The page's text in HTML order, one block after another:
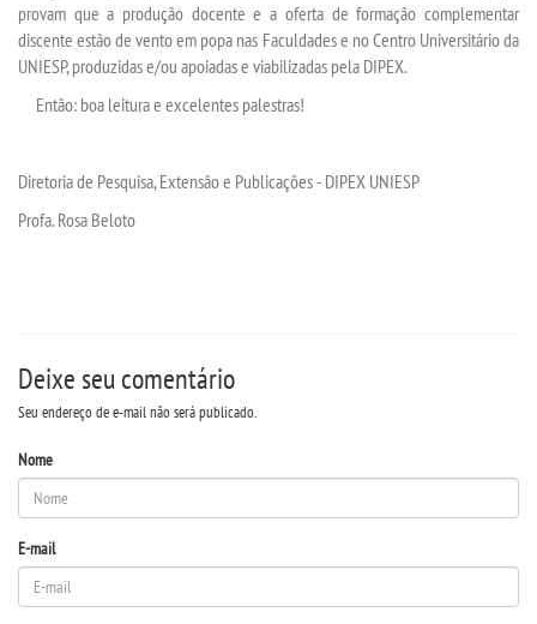
provam que a produção docente e a oferta de formação complementar
discente estão de vento em popa nas Faculdades e no Centro Universitário da
UNIESP, produzidas e/ou apoiadas e viabilizadas pela DIPEX.
Então: boa leitura e excelentes palestras!
Diretoria de Pesquisa, Extensão e Publicações - DIPEX UNIESP
Profa. Rosa Beloto
Deixe seu comentário
Seu endereço de e-mail não será publicado.
Nome
E-mail